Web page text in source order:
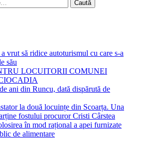
vrut să ridice autoturismul cu care s-a
său
LOCUITORII COMUNEI
ani din Runcu, dată dispărută de
la două locuințe din Scoarța. Una
fostului procuror Cristi Cârstea
în mod rațional a apei furnizate
de alimentare